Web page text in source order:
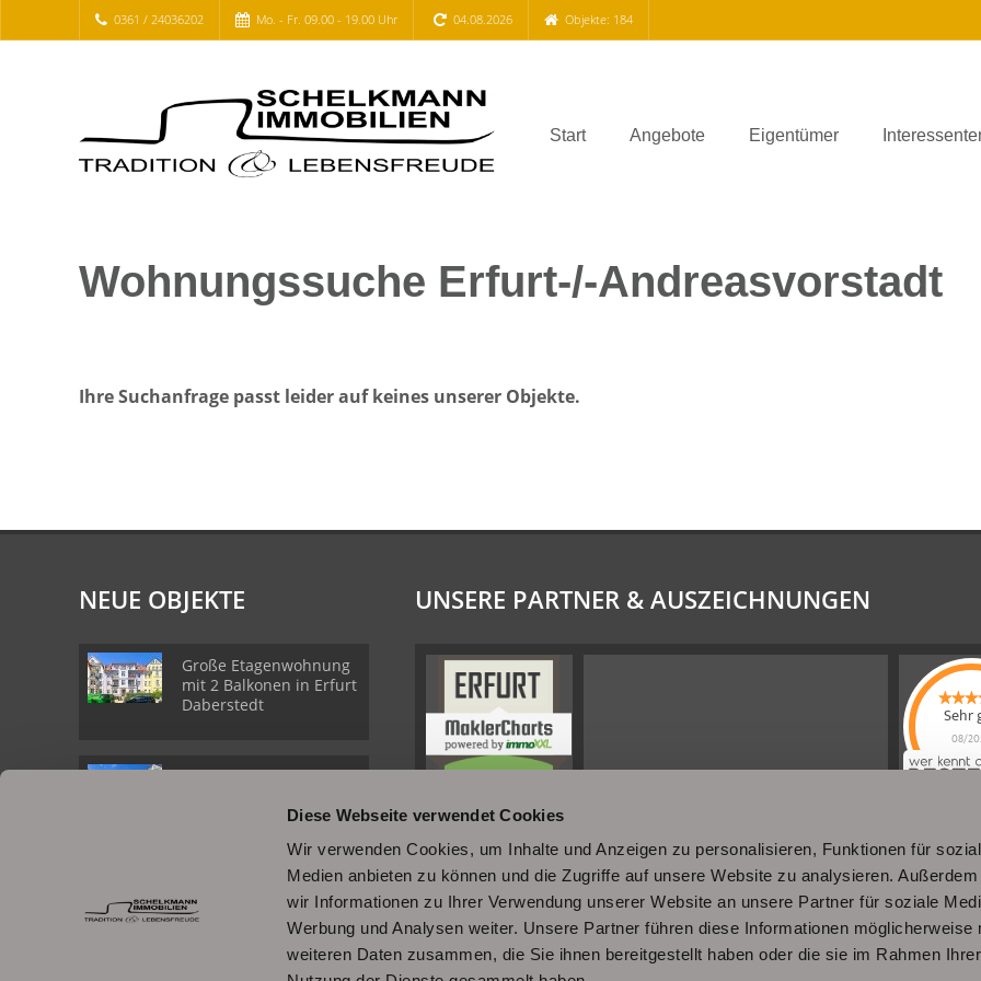
Diese Webseite verwendet Cookies
Wir verwenden Cookies, um Inhalte und Anzeigen zu personalisieren, Funktionen für
Medien anbieten zu können und die Zugriffe auf unsere Website zu analysieren. Außerdem
wir Informationen zu Ihrer Verwendung unserer Website an unsere Partner für soziale
Werbung und Analysen weiter. Unsere Partner führen diese Informationen möglicherweise
weiteren Daten zusammen, die Sie ihnen bereitgestellt haben oder die sie im Rahmen Ihrer
0361 / 24036202 Mo. - Fr. 09.00 - 19.00 Uhr 04.08.2026 Objekte: 184
Start Angebote Eigentümer
Wohnungssuche Erfurt-/-Andreasvorstadt
Ihre Suchanfrage passt leider auf keines unserer Objekte.
NEUE OBJEKTE
Große Etagenwohnung
mit 2 Balkonen in Erfurt
Daberstedt
Schöne
mit Balkon in Erfurt
Moderne, bezugsbereite
1Raumwohnung mit
Einbauküche &
UNSERE PARTNER & AUSZEICHNUNGEN
Sehr
08/